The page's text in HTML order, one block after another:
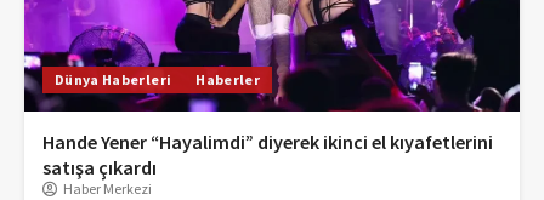
Dünya Haberleri Haberler
Hande Yener “Hayalimdi” diyerek ikinci el kıyafetlerini
satışa çıkardı
Haber Merkezi